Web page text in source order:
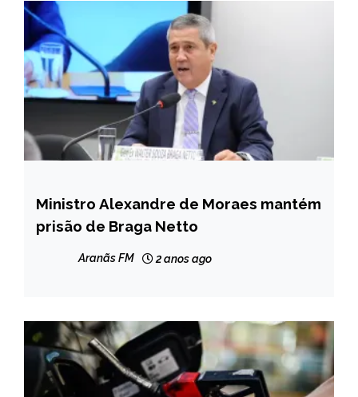
BRASIL
Ministro Alexandre de Moraes mantém
prisão de Braga Netto
Aranãs FM 2 anos ago